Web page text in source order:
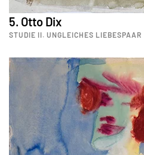
5. Otto Dix
STUDIE II. UNGLEICHES LIEBESPAAR